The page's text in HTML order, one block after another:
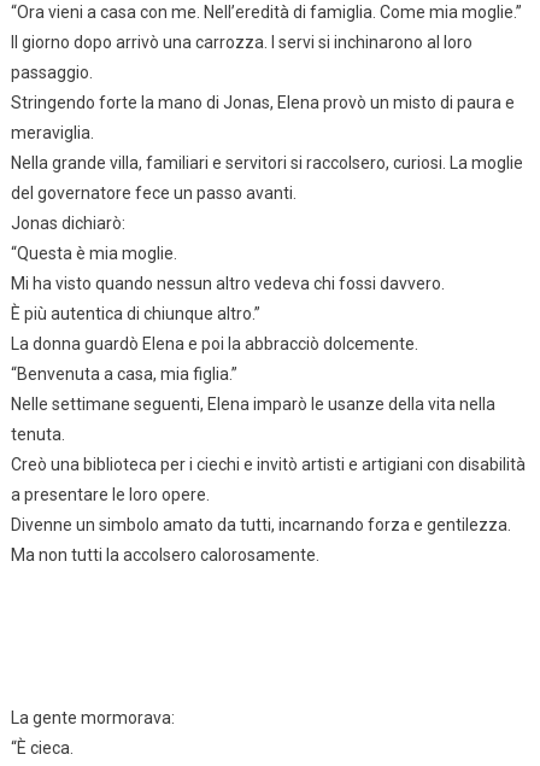
“Ora vieni a casa con me. Nell’eredità di famiglia. Come mia moglie.”
Il giorno dopo arrivò una carrozza. I servi si inchinarono al loro
passaggio.
Stringendo forte la mano di Jonas, Elena provò un misto di paura e
meraviglia.
Nella grande villa, familiari e servitori si raccolsero, curiosi. La moglie
del governatore fece un passo avanti.
Jonas dichiarò:
“Questa è mia moglie.
Mi ha visto quando nessun altro vedeva chi fossi davvero.
È più autentica di chiunque altro.”
La donna guardò Elena e poi la abbracciò dolcemente.
“Benvenuta a casa, mia figlia.”
Nelle settimane seguenti, Elena imparò le usanze della vita nella
tenuta.
Creò una biblioteca per i ciechi e invitò artisti e artigiani con disabilità
a presentare le loro opere.
Divenne un simbolo amato da tutti, incarnando forza e gentilezza.
Ma non tutti la accolsero calorosamente.
La gente mormorava:
“È cieca.